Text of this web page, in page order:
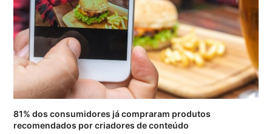
81% dos consumidores já compraram produtos
recomendados por criadores de conteúdo